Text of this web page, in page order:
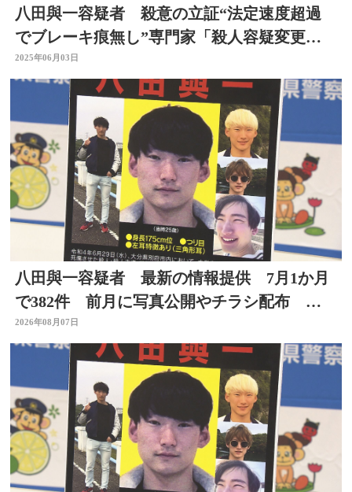
八田與一容疑者 殺意の立証“法定速度超過
でブレーキ痕無し”専門家「殺人容疑変更は
メッセージ」大分
2025年06月03日
八田與一容疑者 最新の情報提供 7月1か月
で382件 前月に写真公開やチラシ配布 別
府ひき逃げ事件
2026年08月07日